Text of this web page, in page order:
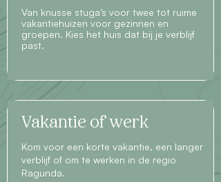
Van knusse stuga’s voor twee tot ruime
vakantiehuizen voor gezinnen en
groepen. Kies het huis dat bij je verblijf
past.
Vakantie of werk
Kom voor een korte vakantie, een langer
verblijf of om te werken in de regio
Ragunda.